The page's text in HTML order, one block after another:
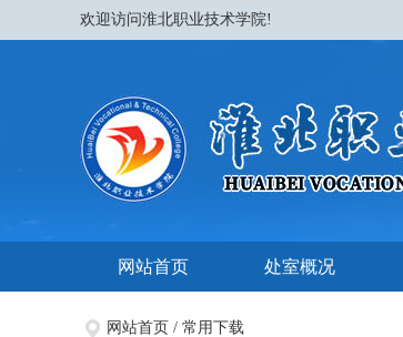
欢迎访问淮北职业技术学院!
网站首页 处室概况
网站首页 / 常用下载